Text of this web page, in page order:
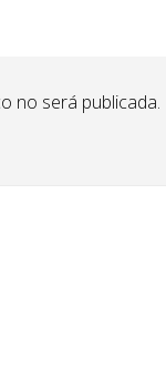
no será publicada.